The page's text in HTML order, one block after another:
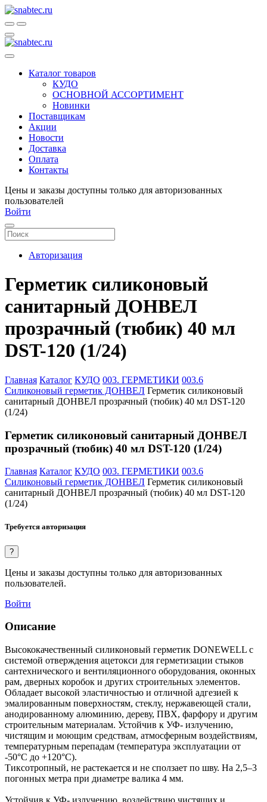
Каталог товаров
КУДО
ОСНОВНОЙ АССОРТИМЕНТ
Новинки
Поставщикам
Акции
Новости
Доставка
Оплата
Контакты
Цены и заказы доступны только для авторизованных
пользователей
Войти
Авторизация
Герметик силиконовый
санитарный ДОНВЕЛ
прозрачный (тюбик) 40 мл
DST-120 (1/24)
Главная Каталог КУДО 003. ГЕРМЕТИКИ 003.6
Силиконовый герметик ДОНВЕЛ Герметик силиконовый
санитарный ДОНВЕЛ прозрачный (тюбик) 40 мл DST-120
(1/24)
Герметик силиконовый санитарный ДОНВЕЛ
прозрачный (тюбик) 40 мл DST-120 (1/24)
Главная Каталог КУДО 003. ГЕРМЕТИКИ 003.6
Силиконовый герметик ДОНВЕЛ Герметик силиконовый
санитарный ДОНВЕЛ прозрачный (тюбик) 40 мл DST-120
(1/24)
Требуется авторизация
?
Цены и заказы доступны только для авторизованных
пользователей.
Войти
Описание
Высококачественный силиконовый герметик DONEWELL с
системой отверждения ацетокси для герметизации стыков
сантехнического и вентиляционного оборудования, оконных
рам, дверных коробок и других строительных элементов.
Обладает высокой эластичностью и отличной адгезией к
эмалированным поверхностям, стеклу, нержавеющей стали,
анодированному алюминию, дереву, ПВХ, фарфору и другим
строительным материалам. Устойчив к УФ- излучению,
чистящим и моющим средствам, атмосферным воздействиям,
температурным перепадам (температура эксплуатации от
‑50°C до +120°C).
Тиксотропный, не растекается и не сползает по шву. На 2,5–3
погонных метра при диаметре валика 4 мм.
Устойчив к УФ- излучению, воздействию чистящих и